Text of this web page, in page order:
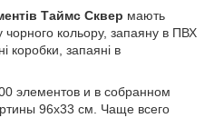
Таймс Сквер мають
чорного кольору, запаяну в ПВХ
коробки, запаяні в
элементов и в собранном
96х33 см. Чаще всего